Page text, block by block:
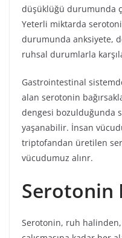
düşüklüğü durumunda
Yeterli miktarda
durumunda anksiyete,
ruhsal durumlarla
Gastrointestinal
alan serotonin
dengesi bozulduğunda
yaşanabilir. İnsan
triptofandan üretilen
vücudumuz alınr.
Serotonin
Serotonin, ruh